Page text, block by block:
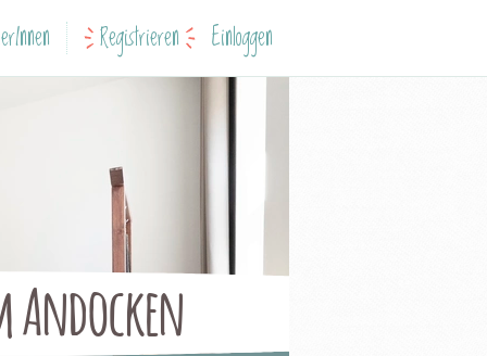
Registrieren Einloggen
Andocken